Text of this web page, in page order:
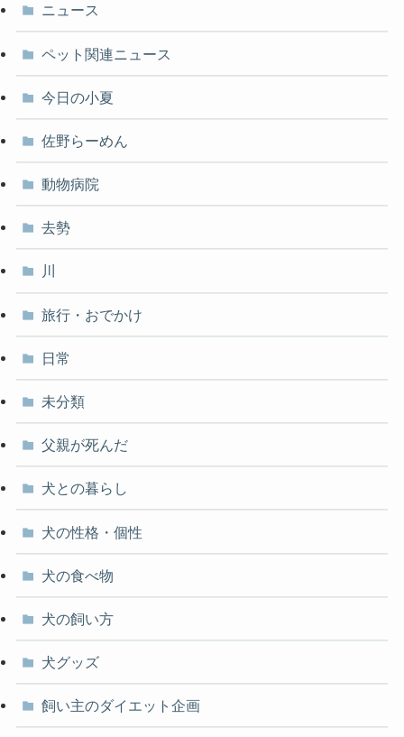
ニュース
ペット関連ニュース
今日の小夏
佐野らーめん
動物病院
去勢
川
旅行・おでかけ
日常
未分類
父親が死んだ
犬との暮らし
犬の性格・個性
犬の食べ物
犬の飼い方
犬グッズ
飼い主のダイエット企画